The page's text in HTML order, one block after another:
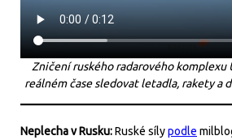
Zničení ruského radarového komplexu
reálném čase sledovat letadla, rakety a
Neplecha v Rusku:Ruské sílypodle